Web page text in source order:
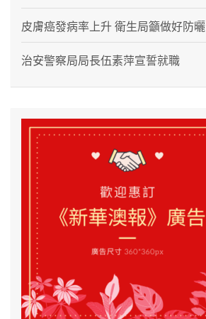
皮膚癌發病率上升 衛生局籲做好防曬
治安警察局局長伍素萍宣誓就職